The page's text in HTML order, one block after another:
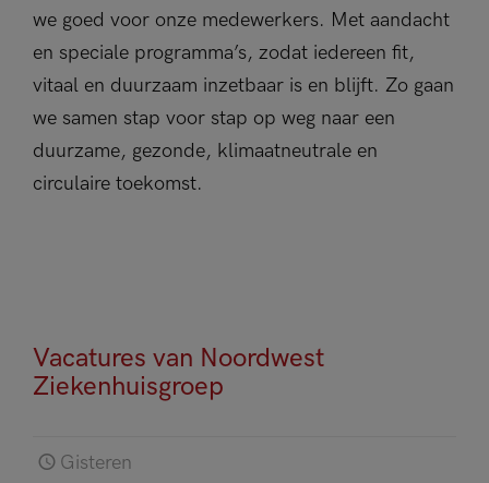
we goed voor onze medewerkers. Met aandacht
en speciale programma’s, zodat iedereen fit,
vitaal en duurzaam inzetbaar is en blijft. Zo gaan
we samen stap voor stap op weg naar een
duurzame, gezonde, klimaatneutrale en
circulaire toekomst.
Vacatures van Noordwest
Ziekenhuisgroep
Gisteren